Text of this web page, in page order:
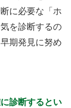
に必要な「ホ
を診断するの
期発見に努め
診断するとい